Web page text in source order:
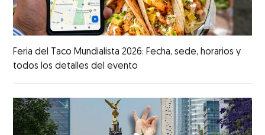
Feria del Taco Mundialista 2026: Fecha, sede, horarios y
todos los detalles del evento